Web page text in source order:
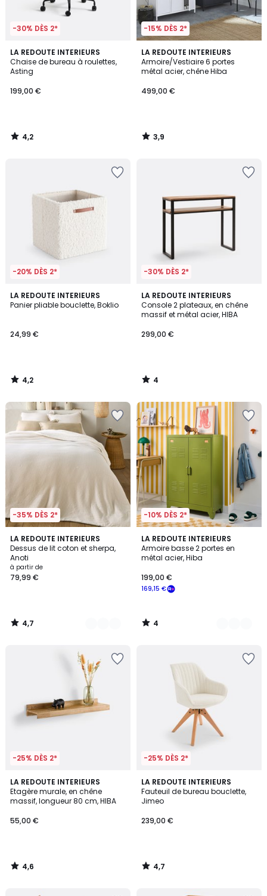
-30% DÈS 2*
LA REDOUTE INTERIEURS
Chaise de bureau à roulettes,
Asting
199,00 €
4,2
/ 5
4,2
/
-15% DÈS 2*
LA REDOUTE INTERIEURS
Armoire/Vestiaire 6 portes
métal acier, chêne Hiba
499,00 €
3,9
/ 5
3,9
/
-20% DÈS 2*
LA REDOUTE INTERIEURS
Panier pliable bouclette, Boklio
24,99 €
4,2
/ 5
4,2
/
-30% DÈS 2*
LA REDOUTE INTERIEURS
Console 2 plateaux, en chêne
massif et métal acier, HIBA
299,00 €
4
/
5
4
/
-35% DÈS 2*
LA REDOUTE INTERIEURS
Dessus de lit coton et sherpa,
Anoti
à partir de
79,99 €
4,7
/ 5
2
Couleurs
4,7
/
-10% DÈS 2*
LA REDOUTE INTERIEURS
Armoire basse 2 portes en
métal acier, Hiba
169,15 €
199,00 €
4
/
5
6
Couleurs
4
/
-25% DÈS 2*
LA REDOUTE INTERIEURS
Etagère murale, en chêne
massif, longueur 80 cm, HIBA
55,00 €
4,6
/ 5
4,6
/
-25% DÈS 2*
LA REDOUTE INTERIEURS
Fauteuil de bureau bouclette,
Jimeo
239,00 €
4,7
/ 5
4,7
/